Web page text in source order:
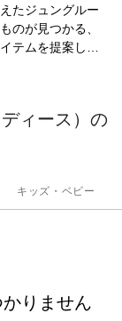
たジュングルー
のが見つかる、
テムを提案しま
ィース）の
キッズ・ベビー
りません